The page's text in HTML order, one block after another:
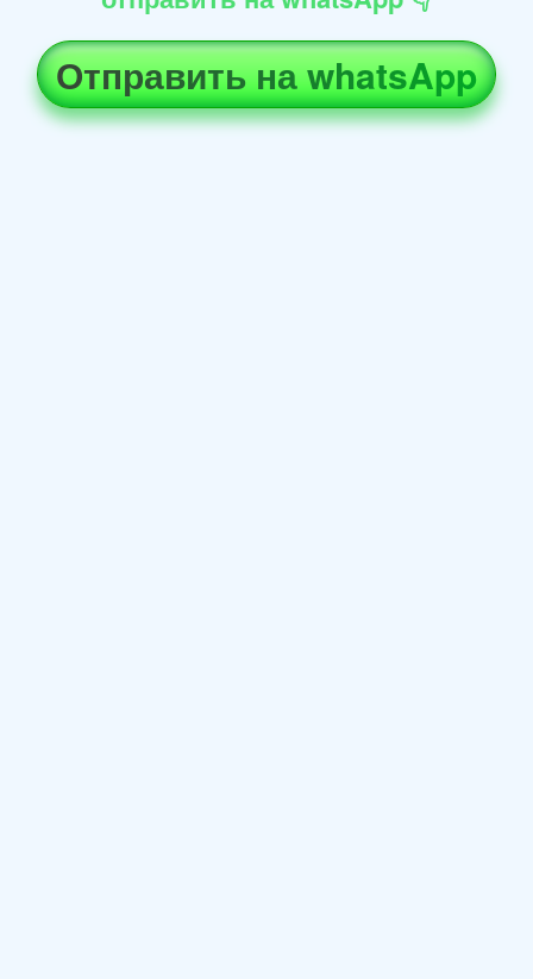
Отправить на whatsApp